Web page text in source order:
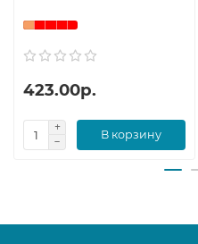
423.00р.
В корзину